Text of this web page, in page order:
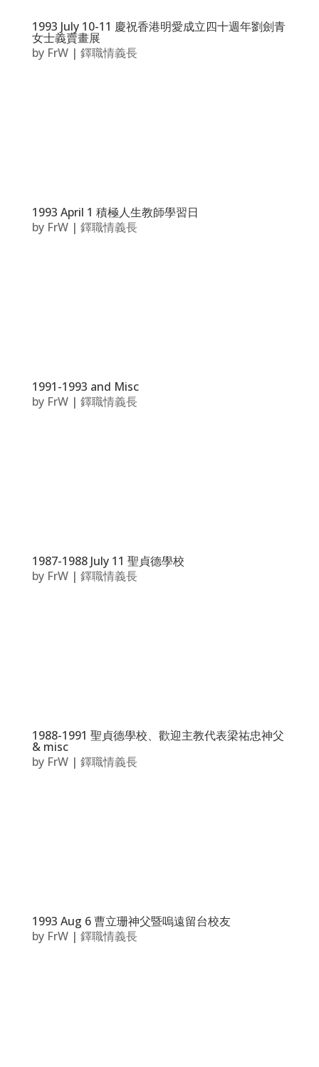
1993 July 10-11 慶祝香港明愛成立四十週年劉劍青
女士義賣畫展
by FrW| 鐸職情義長
1993 April 1 積極人生教師學習日
by FrW| 鐸職情義長
1991-1993 and Misc
by FrW| 鐸職情義長
1987-1988 July 11 聖貞德學校
by FrW| 鐸職情義長
1988-1991 聖貞德學校、歡迎主教代表梁祐忠神父
& misc
by FrW| 鐸職情義長
1993 Aug 6 曹立珊神父暨嗚遠留台校友
by FrW| 鐸職情義長